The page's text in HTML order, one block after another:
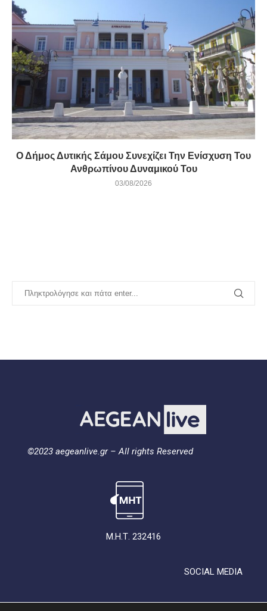
Ο Δήμος Δυτικής Σάμου Συνεχίζει Την Ενίσχυση Του
Ανθρωπίνου Δυναμικού Του
03/08/2026
©2023 aegeanlive.gr – All rights Reserved
Μ.Η.Τ. 232416
SOCIAL MEDIA